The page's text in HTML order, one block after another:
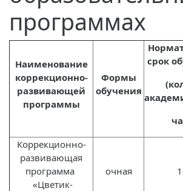
программах
Наименование
коррекционно-
развивающей
программы
Формы
обучения
срок
(к
Коррекционно-
развивающая
программа
«Цветик-
очная